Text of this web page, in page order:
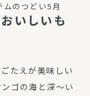
のつどい5月
いしいも
たえが美味しい
ゴの海と深～い